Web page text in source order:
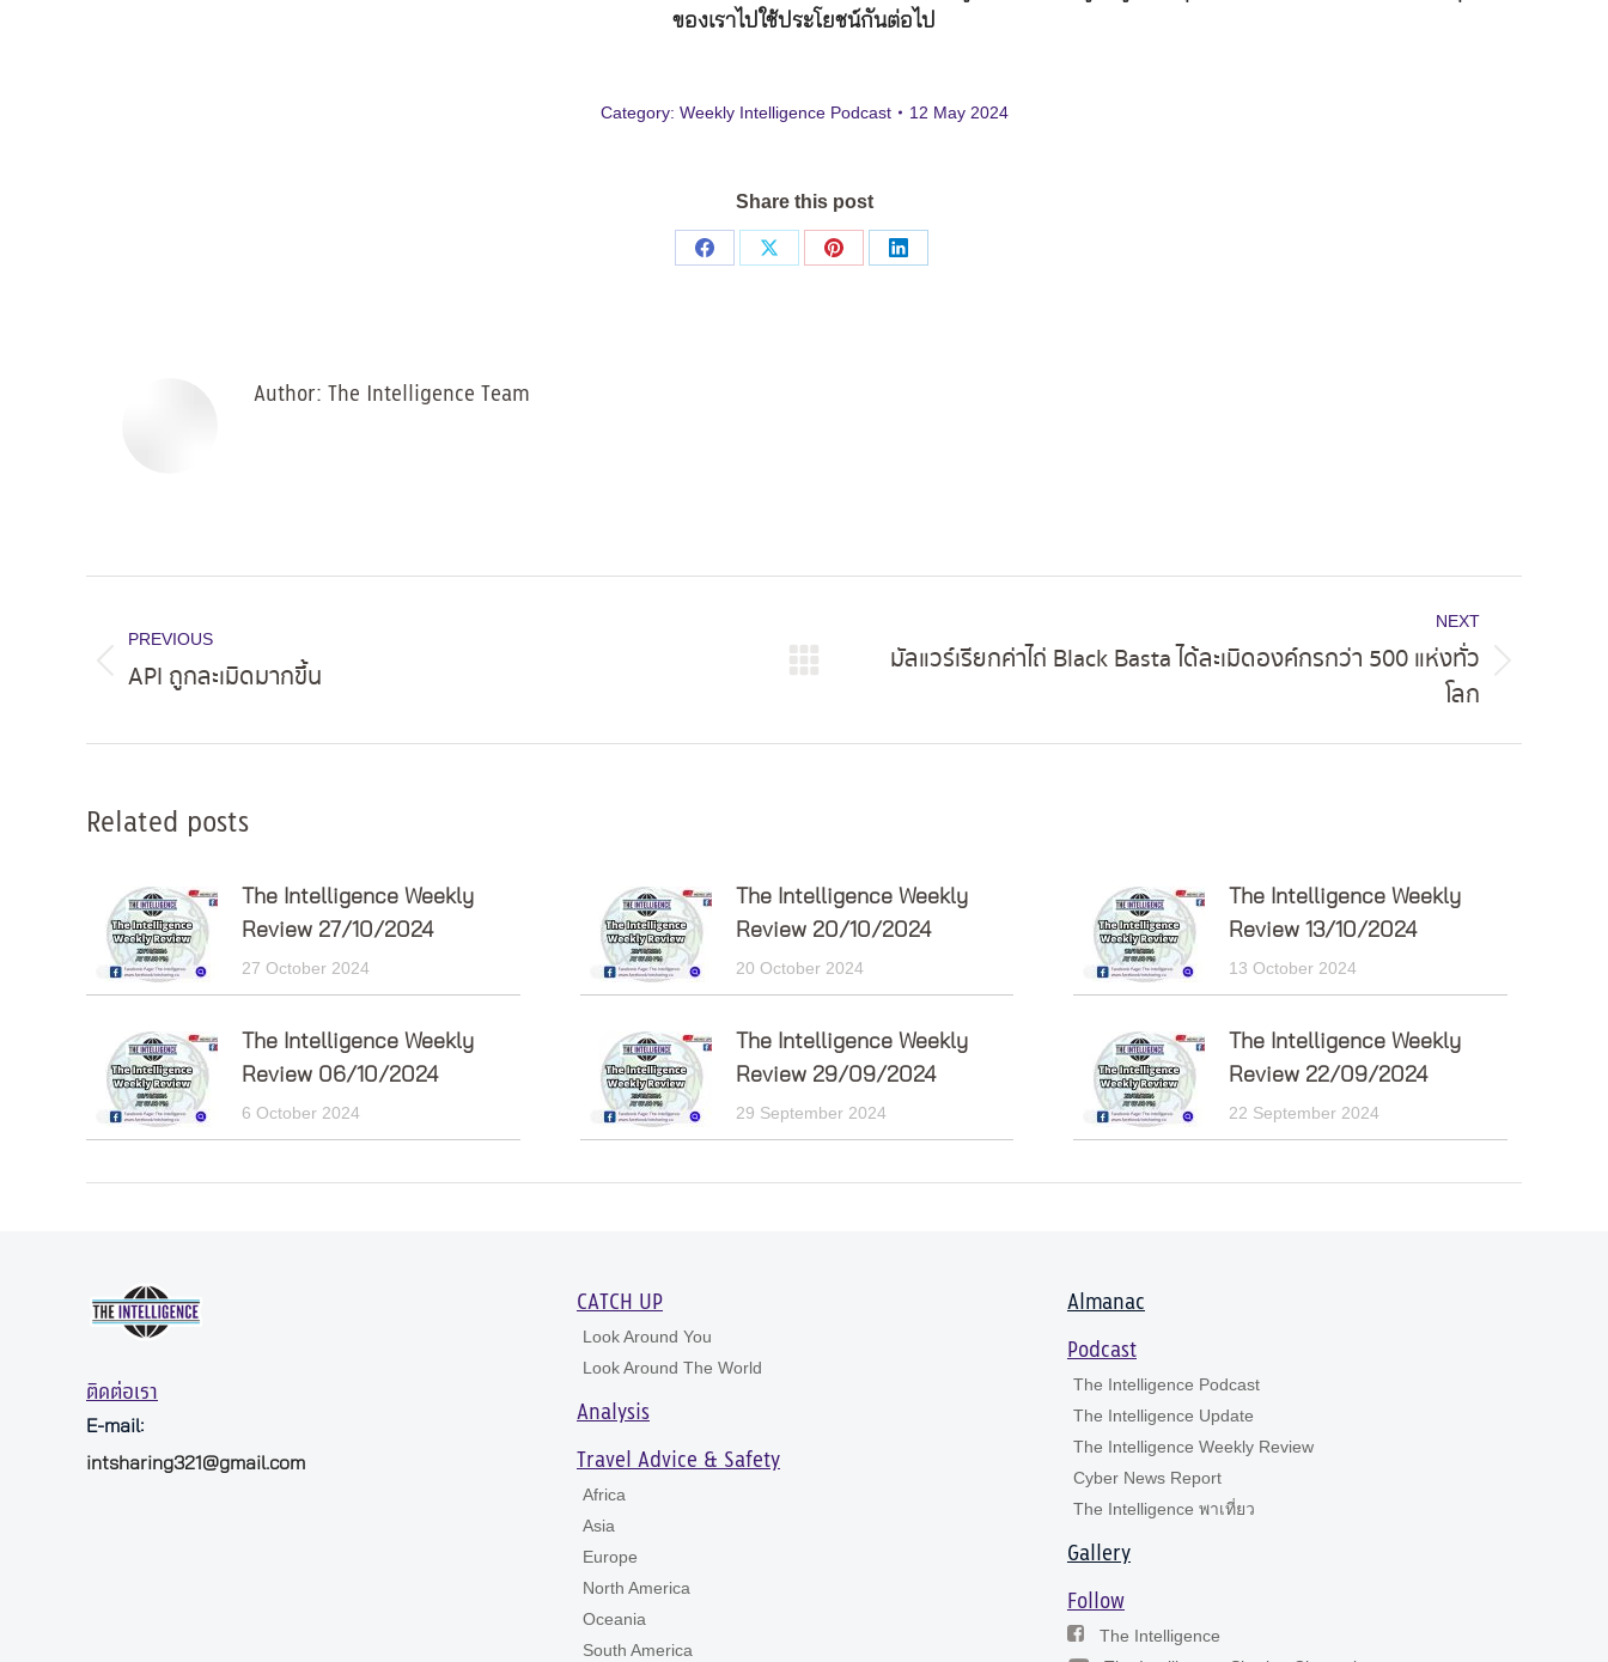
ของเราไปใช้ประโยชน์กันต่อไป
Category: Weekly Intelligence Podcast 12 May 2024
Share this post
Share
Share
Share
Share
Author: The Intelligence Team
navigation
PREVIOUS
Previous
API ถูกละเมิดมากขึ้น
NEXT
มัลแวร์เรียกค่าไถ่ Black Basta ได้ละเมิดองค์กรกว่า 500 แห่งทั่ว
โลก
Related posts
The Intelligence Weekly
Review 27/10/2024
27 October 2024
The Intelligence Weekly
Review 20/10/2024
20 October 2024
The Intelligence Weekly
Review 13/10/2024
13 October 2024
The Intelligence Weekly
Review 06/10/2024
6 October 2024
The Intelligence Weekly
Review 29/09/2024
29 September 2024
The Intelligence Weekly
Review 22/09/2024
22 September 2024
ติดต่อเรา
E-mail:
intsharing321@gmail.com
CATCH UP
Look Around You
Look Around The World
Analysis
Travel Advice & Safety
Africa
Asia
Europe
North America
Oceania
South America
Almanac
Podcast
The Intelligence Podcast
The Intelligence Update
The Intelligence Weekly Review
Cyber News Report
The Intelligence พาเที่ยว
Gallery
Follow
The Intelligence